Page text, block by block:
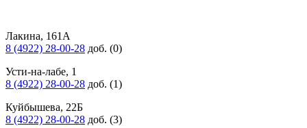
Лакина, 161А
8 (4922) 28-00-28 доб. (0)
Усти-на-лабе, 1
8 (4922) 28-00-28 доб. (1)
Куйбышева, 22Б
8 (4922) 28-00-28 доб. (3)